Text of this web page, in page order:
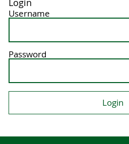
Login
Username
Password